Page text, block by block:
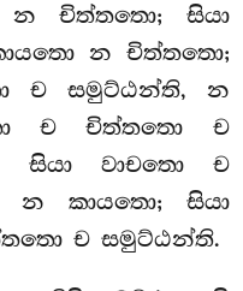
න චිත්තතො; සියා
න චිත්තතො;
ච සමුට්ඨන්ති, න
ච චිත්තතො ච
සියා වාචතො ච
න කායතො; සියා
ච සමුට්ඨන්ති.